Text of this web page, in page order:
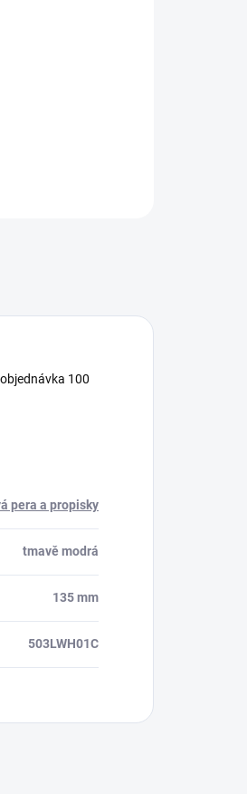
100
pera a propisky
tmavě modrá
135 mm
503LWH01C